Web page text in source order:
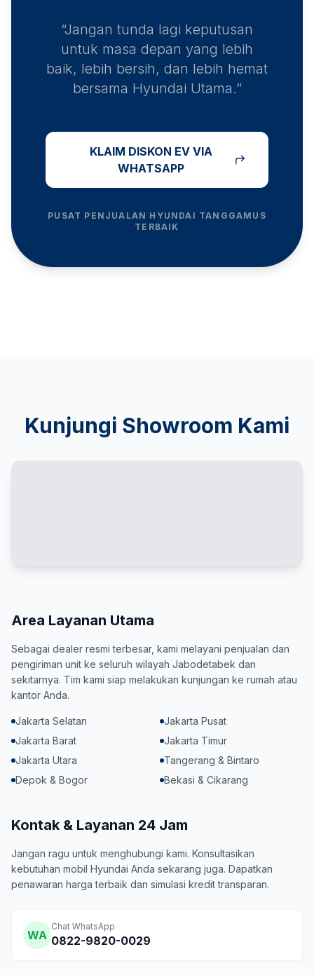
“Jangan tunda lagi keputusan
untuk masa depan yang lebih
baik, lebih bersih, dan lebih hemat
bersama Hyundai Utama.”
KLAIM DISKON EV VIA
WHATSAPP
PUSAT PENJUALAN HYUNDAI TANGGAMUS
TERBAIK
Kunjungi Showroom Kami
Area Layanan Utama
Sebagai dealer resmi terbesar, kami melayani penjualan dan
pengiriman unit ke seluruh wilayah Jabodetabek dan
sekitarnya. Tim kami siap melakukan kunjungan ke rumah atau
kantor Anda.
Jakarta Selatan
Jakarta Pusat
Jakarta Barat
Jakarta Timur
Jakarta Utara
Tangerang & Bintaro
Depok & Bogor
Bekasi & Cikarang
Kontak & Layanan 24 Jam
Jangan ragu untuk menghubungi kami. Konsultasikan
kebutuhan mobil Hyundai Anda sekarang juga. Dapatkan
penawaran harga terbaik dan simulasi kredit transparan.
WA
Chat WhatsApp
0822-9820-0029